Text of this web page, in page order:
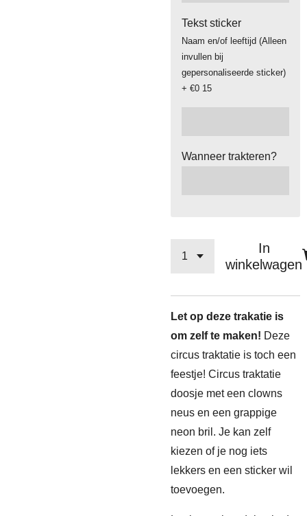
Tekst sticker
Naam en/of leeftijd (Alleen
invullen bij
gepersonaliseerde sticker)
+ €0 15
Wanneer trakteren?
In
winkelwagen
Let op deze trakatie is
om zelf te maken! Deze
circus traktatie is toch een
feestje! Circus traktatie
doosje met een clowns
neus en een grappige
neon bril. Je kan zelf
kiezen of je nog iets
lekkers en een sticker wil
toevoegen.